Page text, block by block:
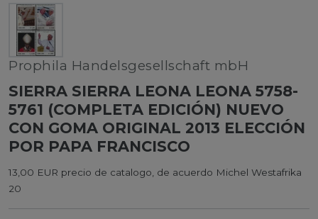
Prophila Handelsgesellschaft mbH
SIERRA SIERRA LEONA LEONA 5758-
5761 (COMPLETA EDICIÓN) NUEVO
CON GOMA ORIGINAL 2013 ELECCIÓN
POR PAPA FRANCISCO
13,00 EUR precio de catalogo, de acuerdo Michel Westafrika
20